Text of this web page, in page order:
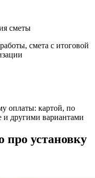
сметы
смета с итоговой
оплаты: картой, по
и другими вариантами
про установку